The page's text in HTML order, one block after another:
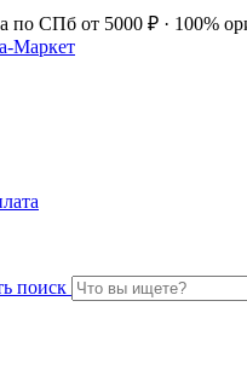
по СПб от 5000 ₽ · 100%